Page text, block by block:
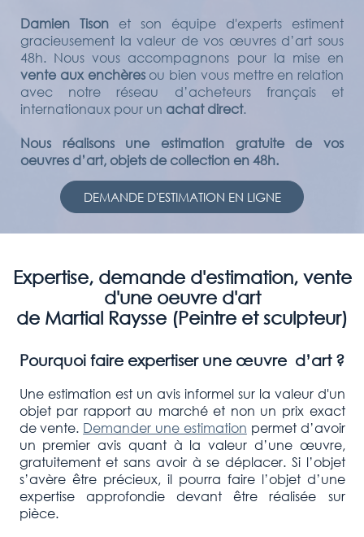
Damien Tison et son équipe d'experts estiment
gracieusement la valeur de vos œuvres d’art sous
48h. Nous vous accompagnons pour la mise en
vente aux enchèresou bien vous mettre en relation
avec notre réseau d’acheteurs français et
internationaux pour un achat direct.
Nous réalisons une estimation gratuite de vos
oeuvres d’art, objets de collection en 48h.
DEMANDE D'ESTIMATION EN LIGNE
Expertise, demande d'estimation, vente
d'une oeuvre d'art
de Martial Raysse (Peintre et sculpteur)
Pourquoi faire expertiser une œuvre d’art ?
Une estimation est un avis informel sur la valeur d'un
objet par rapport au marché et non un prix exact
de vente. Demander une estimation permet d’avoir
un premier avis quant à la valeur d’une œuvre,
gratuitement et sans avoir à se déplacer. Si l’objet
s’avère être précieux, il pourra faire l’objet d’une
expertise approfondie devant être réalisée sur
pièce.